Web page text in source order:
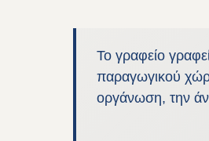
Το γραφείο
παραγωγικού
οργάνωση, την